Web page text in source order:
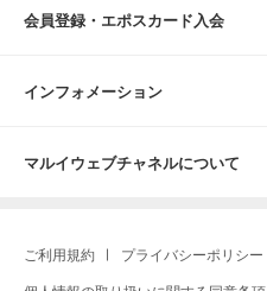
会員登録・エポスカード入会
インフォメーション
マルイウェブチャネルについて
ご利用規約 プライバシーポリシー